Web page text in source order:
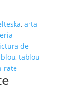
, arta
de
, tablou
rate